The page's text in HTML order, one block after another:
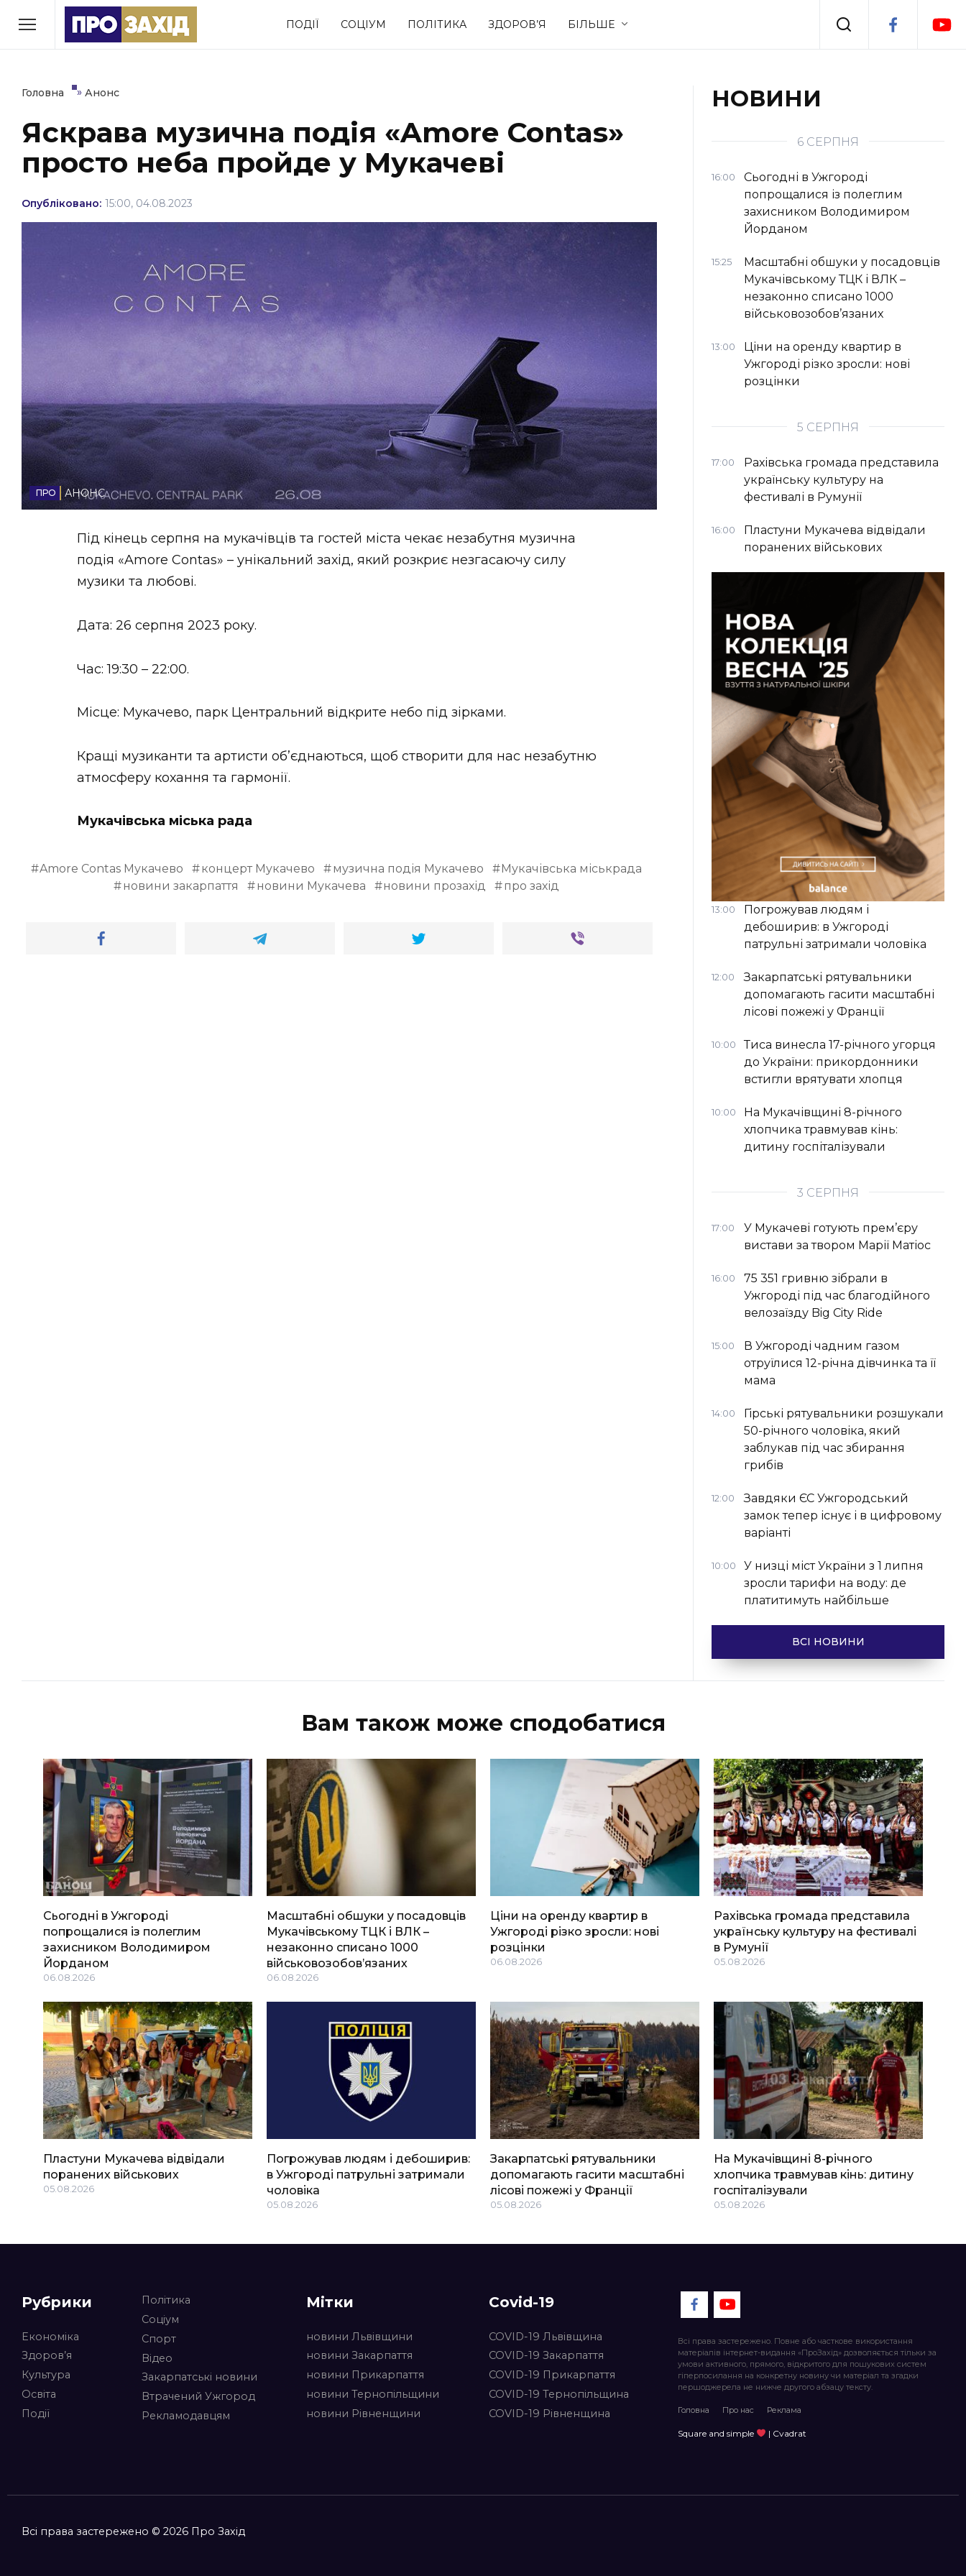
ПОДІЇ СОЦІУМ ПОЛІТИКА ЗДОРОВ’Я БІЛЬШЕ
РУБРИКИ
Економіка Події
Політика Соціум Спорт Стиль життя
Втрачений Ужгород
(відеоверсія)
ЗАКАРПАТСЬКІ НОВИНИ
НОВИНИ ЗАХІДНОЇ УКРАЇНИ
ФОТО
ВІДЕО
Головна » Анонс
Яскрава музична подія «Amore Contas»
просто неба пройде у Мукачеві
Опубліковано: 15:00, 04.08.2023
АНОНС
Під кінець серпня на мукачівців та гостей міста чекає незабутня музична
подія «Amore Contas» – унікальний захід, який розкриє незгасаючу силу
музики та любові.
Дата: 26 серпня 2023 року.
Час: 19:30 – 22:00.
Місце: Мукачево, парк Центральний відкрите небо під зірками.
Кращі музиканти та артисти обʼєднаються, щоб створити для нас незабутню
атмосферу кохання та гармонії.
Мукачівська міська рада
Amore Contas Мукачево концерт Мукачево музична подія Мукачево
Мукачівська міськрада
новини закарпаття
новини Мукачева новини прозахід про захід
НОВИНИ
6 СЕРПНЯ
16:00
Сьогодні в Ужгороді
попрощалися із полеглим
захисником Володимиром
Йорданом
15:25
Масштабні обшуки у посадовців
Мукачівському ТЦК і ВЛК –
незаконно списано 1000
військовозобов’язаних
13:00
Ціни на оренду квартир в
Ужгороді різко зросли: нові
розцінки
5 СЕРПНЯ
17:00
Рахівська громада представила
українську культуру на
фестивалі в Румунії
16:00
Пластуни Мукачева відвідали
поранених військових
13:00
Погрожував людям і
дебоширив: в Ужгороді
патрульні затримали чоловіка
12:00
Закарпатські рятувальники
допомагають гасити масштабні
лісові пожежі у Франції
10:00
Тиса винесла 17-річного угорця
до України: прикордонники
встигли врятувати хлопця
10:00
На Мукачівщині 8-річного
хлопчика травмував кінь:
дитину госпіталізували
3 СЕРПНЯ
17:00
У Мукачеві готують прем’єру
вистави за твором Марії Матіос
16:00
75 351 гривню зібрали в
Ужгороді під час благодійного
велозаїзду Big Сity Ride
15:00
В Ужгороді чадним газом
отруїлися 12-річна дівчинка та її
мама
14:00
Гірські рятувальники розшукали
50-річного чоловіка, який
заблукав під час збирання
грибів
12:00
Завдяки ЄС Ужгородський
замок тепер існує і в цифровому
варіанті
10:00
У низці міст України з 1 липня
зросли тарифи на воду: де
платитимуть найбільше
ВСІ НОВИНИ
Вам також може сподобатися
Сьогодні в Ужгороді
попрощалися із полеглим
захисником Володимиром
Йорданом
06.08.2026
Масштабні обшуки у посадовців
Мукачівському ТЦК і ВЛК –
незаконно списано 1000
військовозобов’язаних
06.08.2026
Ціни на оренду квартир в
Ужгороді різко зросли: нові
розцінки
06.08.2026
Рахівська громада представила
українську культуру на фестивалі
в Румунії
05.08.2026
Пластуни Мукачева відвідали
поранених військових
05.08.2026
Погрожував людям і дебоширив:
в Ужгороді патрульні затримали
чоловіка
05.08.2026
Закарпатські рятувальники
допомагають гасити масштабні
лісові пожежі у Франції
05.08.2026
На Мукачівщині 8-річного
хлопчика травмував кінь: дитину
госпіталізували
05.08.2026
Рубрики
Економіка
Здоров’я
Культура
Освіта
Події
Політика
Соціум
Спорт
Відео
Закарпатські новини
Втрачений Ужгород
Рекламодавцям
Мітки
новини Львівщини
новини Закарпаття
новини Прикарпаття
новини Тернопільщини
новини Рівненщини
Covid-19
COVID-19 Львівщина
COVID-19 Закарпаття
COVID-19 Прикарпаття
COVID-19 Тернопільщина
COVID-19 Рівненщина
Всі права застережено. Повне або часткове використання
матеріалів інтернет-видання «ПроЗахід» дозволяється тільки за
умови активного, прямого, відкритого для пошукових систем
гіперпосилання на конкретну новину чи матеріал та згадки
першоджерела не нижче другого абзацу тексту.
Головна Про нас Реклама
Square and simple | Cvadrat
Всі права застережено © 2026 Про Захід